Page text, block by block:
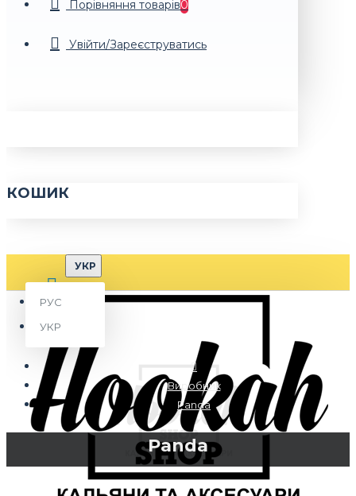
Порiвняння товарiв0
Увійти/Зареєструватись
КОШИК
УКР
РУС
УКР
Виробник
Panda
Panda